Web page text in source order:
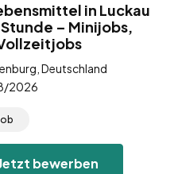
in Luckau
– Minijobs,
Deutschland
2026
bewerben